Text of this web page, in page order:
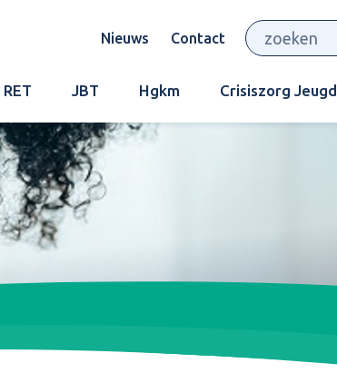
Nieuws Contact
RET JBT Hgkm Crisiszorg Jeugd